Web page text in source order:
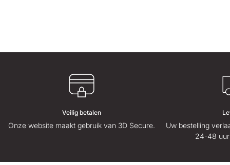
Veilig betalen
Onze website maakt gebruik van 3D Secure.
Uw bestelling
24-48